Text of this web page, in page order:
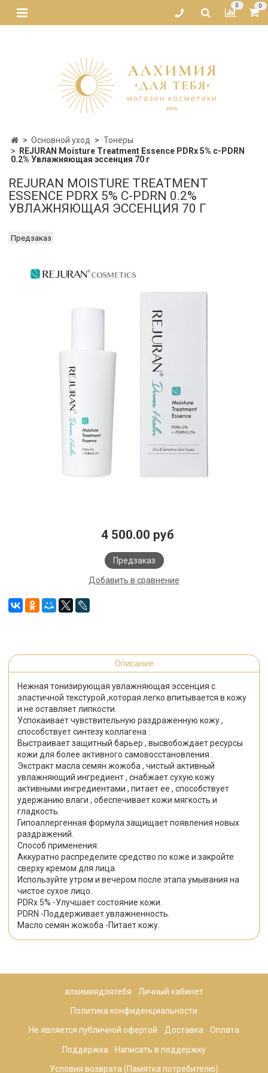
0 0
Основной уход
Тонеры
REJURAN Moisture Treatment Essence PDRx 5% c-PDRN
0.2% Увлажняющая эссенция 70 г
REJURAN MOISTURE TREATMENT
ESSENCE PDRX 5% C-PDRN 0.2%
УВЛАЖНЯЮЩАЯ ЭССЕНЦИЯ 70 Г
Предзаказ
4 500.00 руб
Предзаказ
Добавить в сравнение
Описание
Нежная тонизирующая увлажняющая эссенция с
эластичной текстурой ,которая легко впитывается в кожу
и не оставляет липкости.
Успокаивает чувствительную раздраженную кожу ,
способствует синтезу коллагена .
Выстраивает защитный барьер , высвобождает ресурсы
кожи для более активного самовосстановления .
Экстракт масла семян жожоба , чистый активный
увлажняющий ингредиент , снабжает сухую кожу
активными ингредиентами , питает ее , способствует
удержанию влаги , обеспечивает кожи мягкость и
гладкость.
Гипоаллергенная формула защищает появления новых
раздражений.
Способ применения:
Аккуратно распределите средство по коже и закройте
сверху кремом для лица.
Используйте утром и вечером после этапа умывания на
чистое сухое лицо.
PDRx 5% -Улучшает состояние кожи.
PDRN -Поддерживает увлажненность.
Масло семян жожоба -Питает кожу.
алхимиядлятебя Личный кабинет
Политика конфиденциальности
Не является публичной офертой Доставка Оплата
Поддержка Написать в поддержку
Условия возврата (Памятка потребителю)